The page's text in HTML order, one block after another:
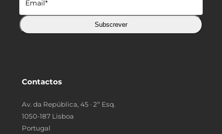
Subscrever
Contactos
Av. da República, 45 · 2º Esq.
1050-187 Lisboa
Portugal